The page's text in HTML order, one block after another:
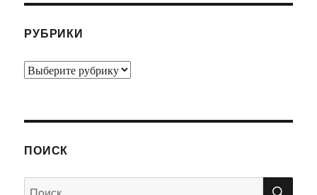
РУБРИКИ
Рубрики
ПОИСК
Искать: